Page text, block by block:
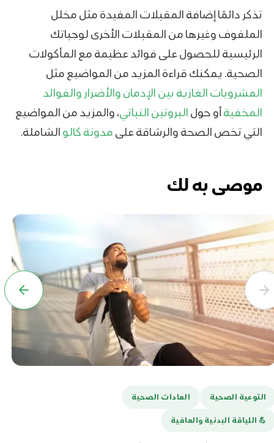
تذكر دائمًا إضافة المقبلات المفيدة مثل مخلل
الملفوف وغيرها من المقبلات الأخرى لوجباتك
الرئيسية للحصول على فوائد عظيمة مع المأكولات
الصحية. يمكنك قراءة المزيد من المواضيع مثل
المشروبات الغازية بين الإدمان والأضرار والفوائد
المخفيةأو حول البروتين النباتي، والمزيد من المواضيع
التي تخص الصحة والرشاقة على مدونة كالو الشاملة.
موصى به لك
التوعية الصحية العادات الصحية
💪️ اللياقة البدنية والعافية